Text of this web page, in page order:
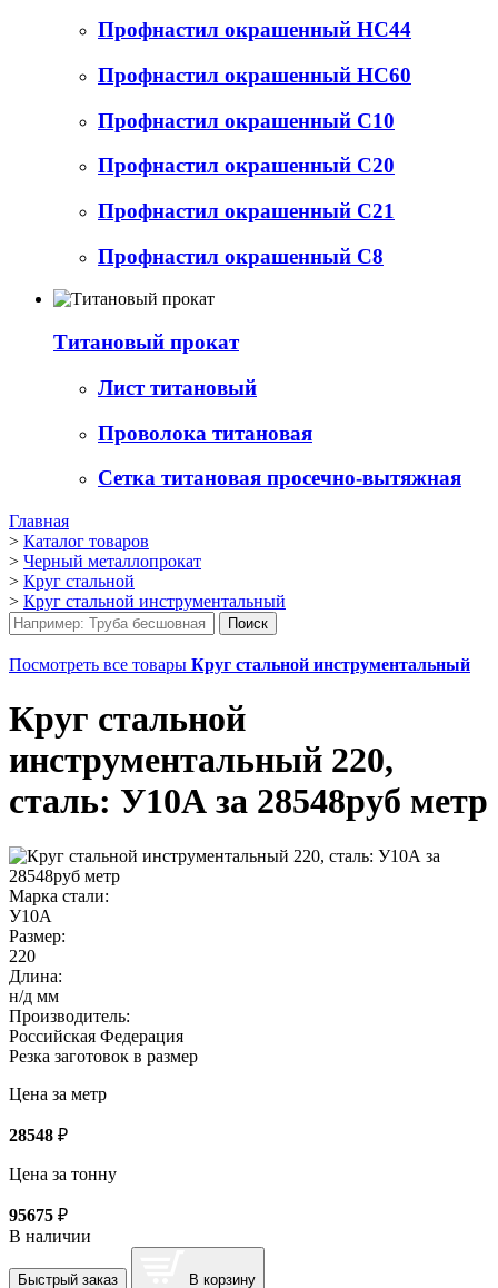
Профнастил окрашенный НС44
Профнастил окрашенный НС60
Профнастил окрашенный С10
Профнастил окрашенный С20
Профнастил окрашенный С21
Профнастил окрашенный С8
Титановый прокат
Лист титановый
Проволока титановая
Сетка титановая просечно-вытяжная
Главная
> Каталог товаров
> Черный металлопрокат
> Круг стальной
> Круг стальной инструментальный
Посмотреть все товары Круг стальной инструментальный
Круг стальной
инструментальный 220,
сталь: У10А за 28548руб метр
Марка стали:
У10А
Размер:
220
Длина:
н/д мм
Производитель:
Российская Федерация
Резка заготовок в размер
Цена за метр
28548 ₽
Цена за тонну
95675 ₽
В наличии
Быстрый заказ В корзину